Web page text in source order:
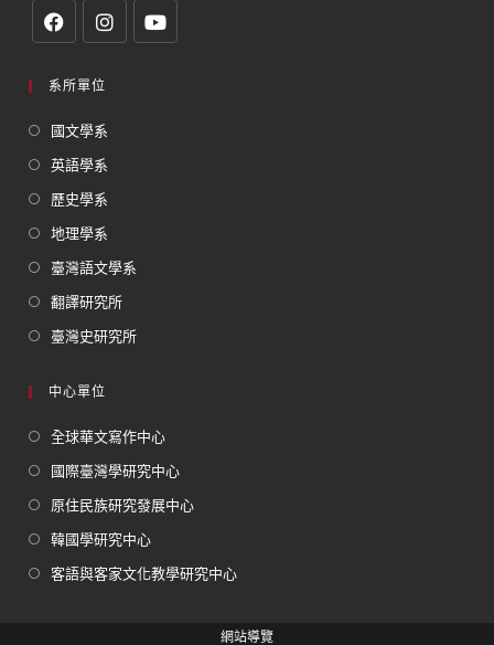
系所單位
國文學系
英語學系
歷史學系
地理學系
臺灣語文學系
翻譯研究所
臺灣史研究所
中心單位
全球華文寫作中心
國際臺灣學研究中心
原住民族研究發展中心
韓國學研究中心
客語與客家文化教學研究中心
網站導覽